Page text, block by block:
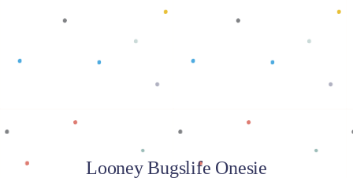
Baca selengkapnya
Looney Bugslife Onesie